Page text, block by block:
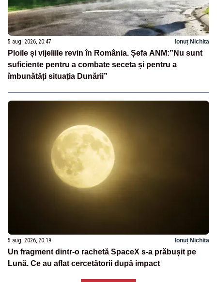
5 aug. 2026, 20:47 Ionuț Nichita
Ploile și vijeliile revin în România. Șefa ANM:”Nu sunt
suficiente pentru a combate seceta și pentru a
îmbunătăți situația Dunării”
5 aug. 2026, 20:19 Ionuț Nichita
Un fragment dintr-o rachetă SpaceX s-a prăbușit pe
Lună. Ce au aflat cercetătorii după impact